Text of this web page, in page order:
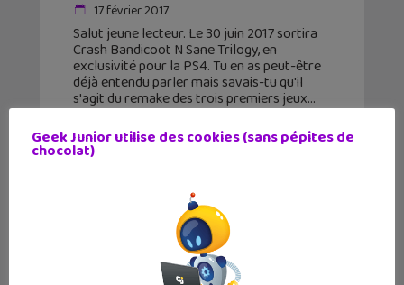
17 février 2017
Salut jeune lecteur. Le 30 juin 2017 sortira
Crash Bandicoot N Sane Trilogy, en
exclusivité pour la PS4. Tu en as peut-être
déjà entendu parler mais savais-tu qu'il
s'agit du remake des trois premiers jeux
Geek Junior utilise des cookies (sans pépites de
chocolat)